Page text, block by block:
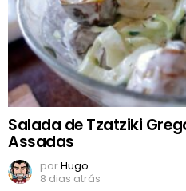
Salada de Tzatziki
Assadas
porHugo
8 dias atrás